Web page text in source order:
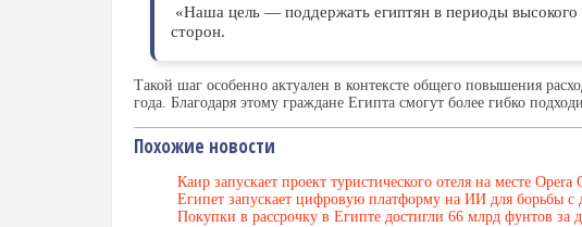
«Наша цель — поддержать египтян в периоды
сторон.
Такой шаг особенно актуален в контексте общего повышения
года. Благодаря этому граждане Египта смогут более гибко
Похожие новости
Каир запускает проект туристического отеля на месте Opera
Египет запускает цифровую платформу на ИИ для борьбы с
Покупки в рассрочку в Египте достигли 66 млрд фунтов за